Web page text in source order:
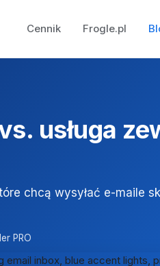
Cennik Frogle.pl
usługa
chcą wysyłać e-maile
PRO